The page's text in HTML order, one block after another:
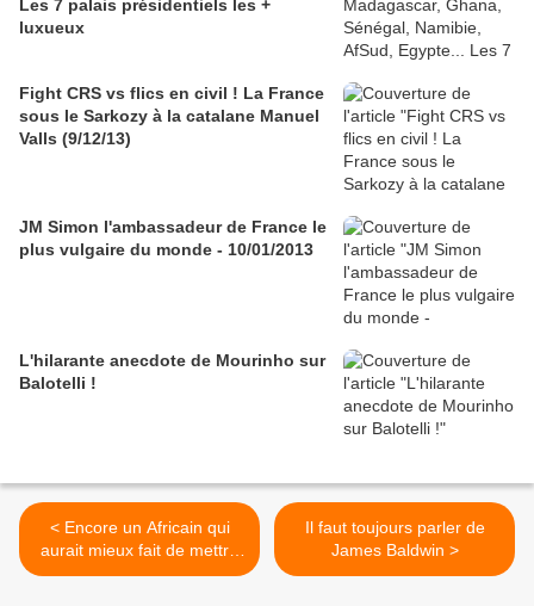
Les 7 palais présidentiels les +
luxueux
Fight CRS vs flics en civil ! La France
sous le Sarkozy à la catalane Manuel
Valls (9/12/13)
JM Simon l'ambassadeur de France le
plus vulgaire du monde - 10/01/2013
L'hilarante anecdote de Mourinho sur
Balotelli !
< Encore un Africain qui
aurait mieux fait de mettre
un préservatif...
Il faut toujours parler de
James Baldwin >